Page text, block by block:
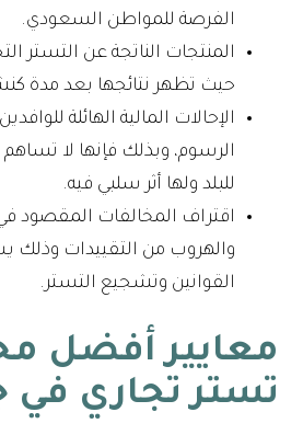
الفرصة للمواطن السعودي.
المنتجات الناتجة عن التستر
حيث تظهر نتائجها بعد مدة
الإحالات المالية الهائلة
الرسوم، وبذلك فإنها لا تساهم
للبلد ولها أثر سلبي فيه.
اقتراف المخالفات المقصود
والهروب من التقييدات وذلك
القوانين وتشجيع التستر.
معايير أفضل
تستر تجاري في